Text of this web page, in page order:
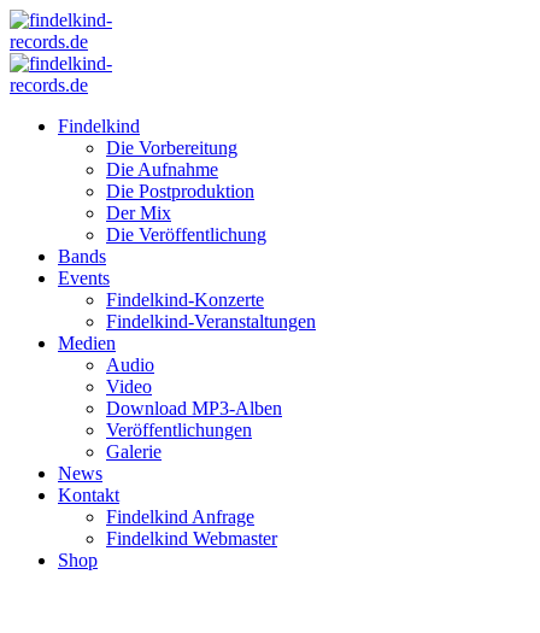
Findelkind
Die Vorbereitung
Die Aufnahme
Die Postproduktion
Der Mix
Die Veröffentlichung
Bands
Events
Findelkind-Konzerte
Findelkind-Veranstaltungen
Medien
Audio
Video
Download MP3-Alben
Veröffentlichungen
Galerie
News
Kontakt
Findelkind Anfrage
Findelkind Webmaster
Shop